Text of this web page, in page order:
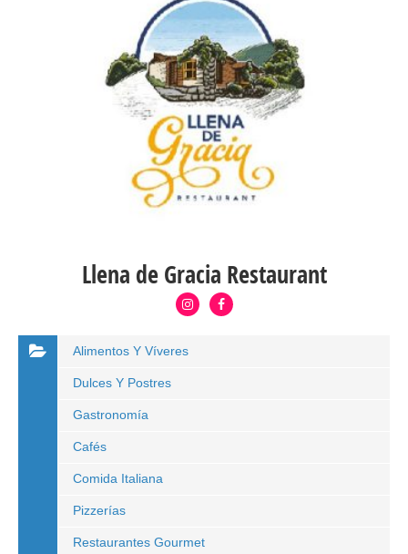
Llena de Gracia Restaurant
Alimentos Y Víveres
Dulces Y Postres
Gastronomía
Cafés
Comida Italiana
Pizzerías
Restaurantes Gourmet